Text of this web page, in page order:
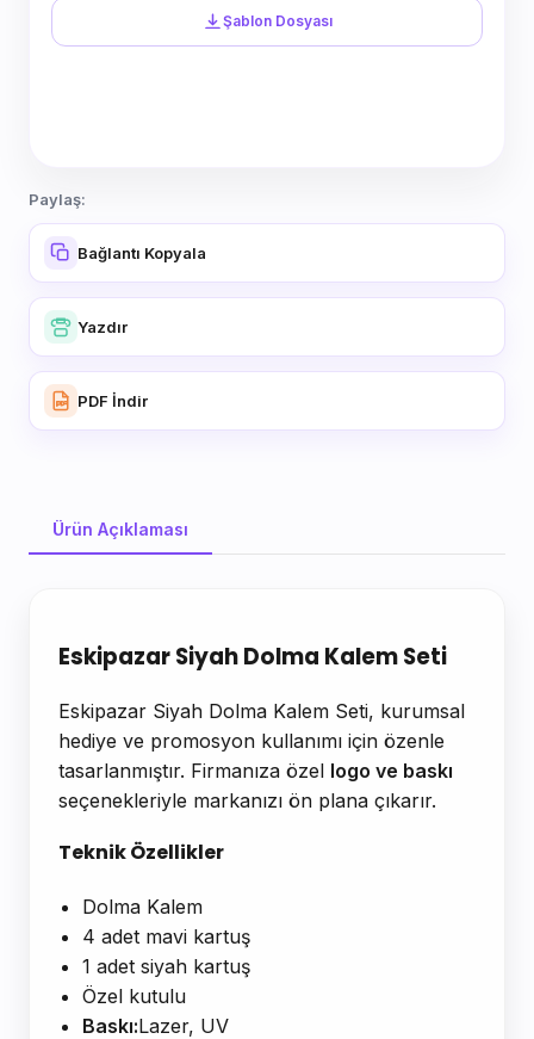
Şablon Dosyası
Paylaş:
Bağlantı Kopyala
Yazdır
PDF İndir
Ürün Açıklaması
Eskipazar Siyah Dolma Kalem Seti
Eskipazar Siyah Dolma Kalem Seti, kurumsal
hediye ve promosyon kullanımı için özenle
tasarlanmıştır. Firmanıza özel logo ve baskı
seçenekleriyle markanızı ön plana çıkarır.
Teknik Özellikler
Dolma Kalem
4 adet mavi kartuş
1 adet siyah kartuş
Özel kutulu
Baskı:Lazer, UV